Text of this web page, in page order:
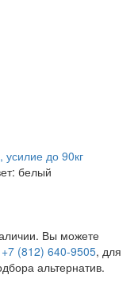
до 90кг
белый
Вы можете
+7 (812) 640-9505, для
альтернатив.